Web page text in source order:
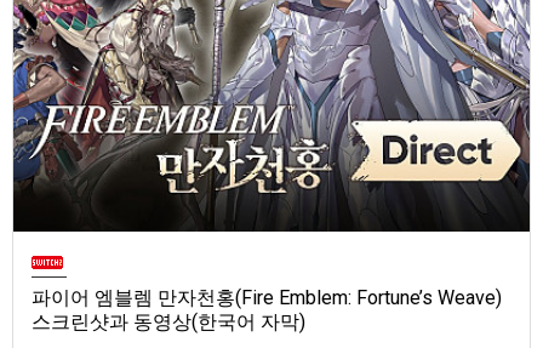
파이어 엠블렘 만자천홍(Fire Emblem: Fortune’s Weave)
스크린샷과 동영상(한국어 자막)